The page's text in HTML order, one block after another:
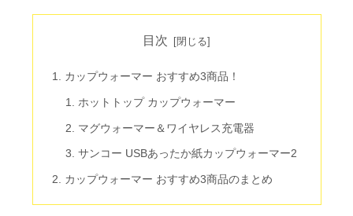
目次
カップウォーマー おすすめ3商品！
ホットトップ カップウォーマー
マグウォーマー＆ワイヤレス充電器
サンコー USBあったか紙カップウォーマー2
カップウォーマー おすすめ3商品のまとめ